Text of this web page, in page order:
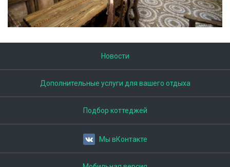
Новости
Дополнительные услуги для вашего отдыха
Подбор коттеджей
Мы вКонтакте